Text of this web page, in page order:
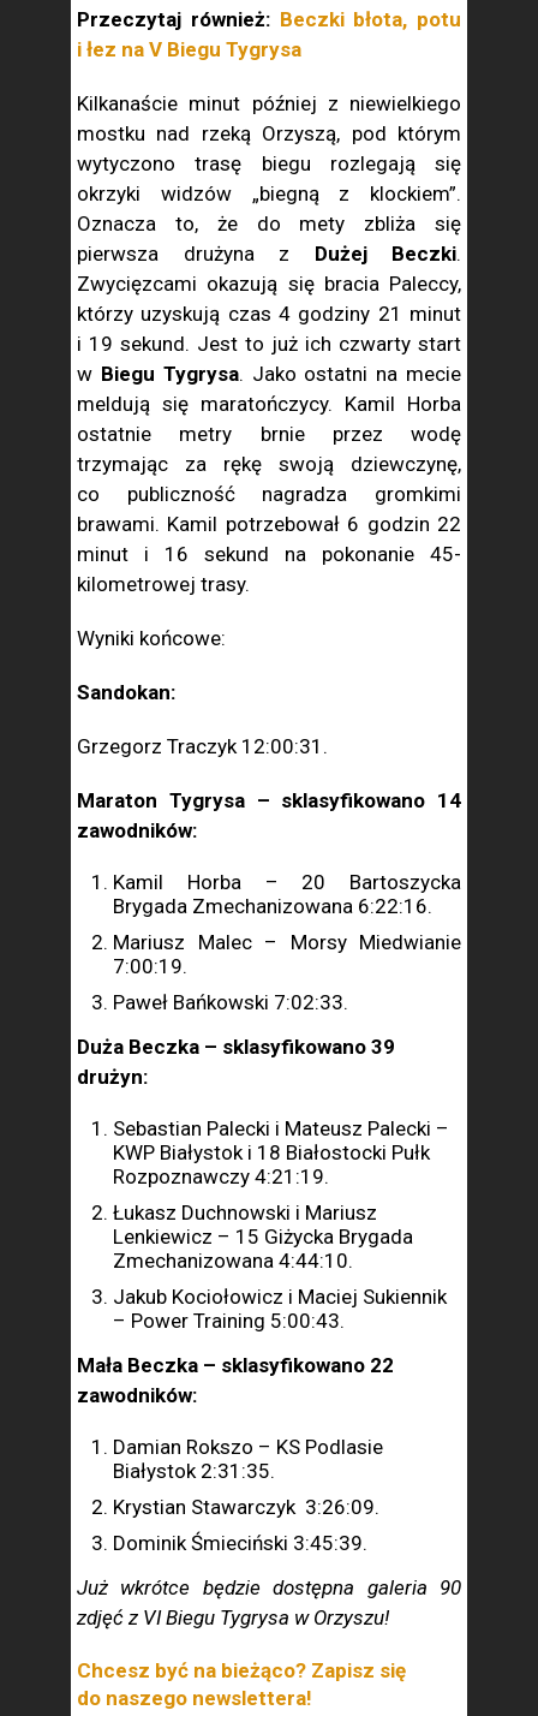
Przeczytaj również: Beczki błota, potu
i łez na V Biegu Tygrysa
Kilkanaście minut później z niewielkiego
mostku nad rzeką Orzyszą, pod którym
wytyczono trasę biegu rozlegają się
okrzyki widzów „biegną z klockiem”.
Oznacza to, że do mety zbliża się
pierwsza drużyna z Dużej Beczki.
Zwycięzcami okazują się bracia Paleccy,
którzy uzyskują czas 4 godziny 21 minut
i 19 sekund. Jest to już ich czwarty start
w Biegu Tygrysa. Jako ostatni na mecie
meldują się maratończycy. Kamil Horba
ostatnie metry brnie przez wodę
trzymając za rękę swoją dziewczynę,
co publiczność nagradza gromkimi
brawami. Kamil potrzebował 6 godzin 22
minut i 16 sekund na pokonanie 45-
kilometrowej trasy.
Wyniki końcowe:
Sandokan:
Grzegorz Traczyk 12:00:31.
Maraton Tygrysa – sklasyfikowano 14
zawodników:
Kamil Horba – 20 Bartoszycka
Brygada Zmechanizowana 6:22:16.
Mariusz Malec – Morsy Miedwianie
7:00:19.
Paweł Bańkowski 7:02:33.
Duża Beczka – sklasyfikowano 39
drużyn:
Sebastian Palecki i Mateusz Palecki –
KWP Białystok i 18 Białostocki Pułk
Rozpoznawczy 4:21:19.
Łukasz Duchnowski i Mariusz
Lenkiewicz – 15 Giżycka Brygada
Zmechanizowana 4:44:10.
Jakub Kociołowicz i Maciej Sukiennik
– Power Training 5:00:43.
Mała Beczka – sklasyfikowano 22
zawodników:
Damian Rokszo – KS Podlasie
Białystok 2:31:35.
Krystian Stawarczyk 3:26:09.
Dominik Śmieciński 3:45:39.
Już wkrótce będzie dostępna galeria 90
zdjęć z VI Biegu Tygrysa w Orzyszu!
Chcesz być na bieżąco? Zapisz się
do naszego newslettera!